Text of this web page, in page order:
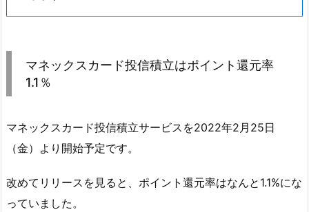
マネックスカード投信積立はポイント還元率
1.1％
マネックスカード投信積立サービスを2022年2月25日
（金）より開始予定です。
改めてリリースを見ると、ポイント還元率はなんと1.1%にな
っていました。